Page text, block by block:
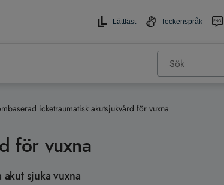
Lättläst Teckenspråk
icketraumatisk akutsjukvård för vuxna
för vuxna
sjuka vuxna